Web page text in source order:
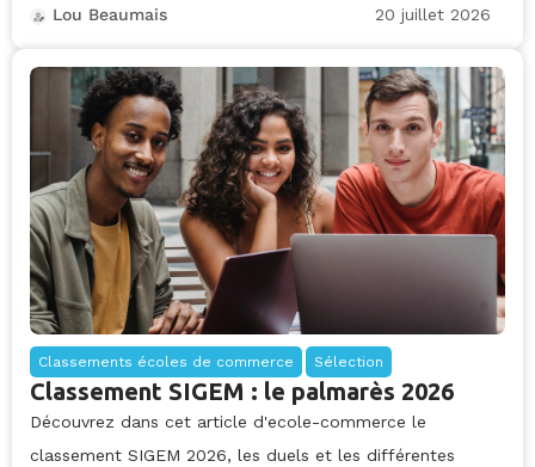
Lou Beaumais
20 juillet 2026
Classements écoles de commerce Sélection
Classement SIGEM : le palmarès 2026
Découvrez dans cet article d'ecole-commerce le
classement SIGEM 2026, les duels et les différentes